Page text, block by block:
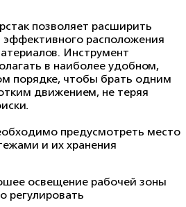
позволяет расширить
эффективного расположения
Инструмент
в наиболее удобном,
порядке, чтобы брать одним
движением, не теряя
.
предусмотреть место
и их хранения
освещение рабочей зоны
регулировать